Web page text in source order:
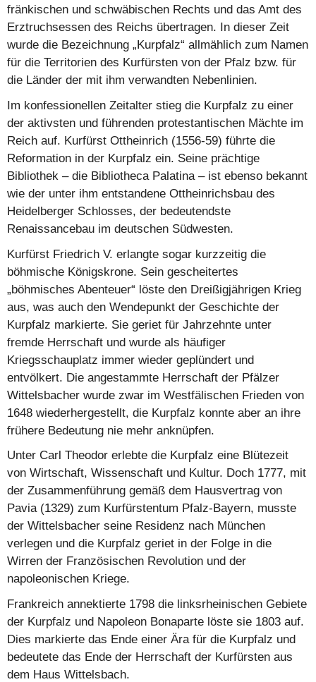
fränkischen und schwäbischen Rechts und das Amt des
Erztruchsessen des Reichs übertragen. In dieser Zeit
wurde die Bezeichnung „Kurpfalz“ allmählich zum Namen
für die Territorien des Kurfürsten von der Pfalz bzw. für
die Länder der mit ihm verwandten Nebenlinien.
Im konfessionellen Zeitalter stieg die Kurpfalz zu einer
der aktivsten und führenden protestantischen Mächte im
Reich auf. Kurfürst Ottheinrich (1556-59) führte die
Reformation in der Kurpfalz ein. Seine prächtige
Bibliothek – die Bibliotheca Palatina – ist ebenso bekannt
wie der unter ihm entstandene Ottheinrichsbau des
Heidelberger Schlosses, der bedeutendste
Renaissancebau im deutschen Südwesten.
Kurfürst Friedrich V. erlangte sogar kurzzeitig die
böhmische Königskrone. Sein gescheitertes
„böhmisches Abenteuer“ löste den Dreißigjährigen Krieg
aus, was auch den Wendepunkt der Geschichte der
Kurpfalz markierte. Sie geriet für Jahrzehnte unter
fremde Herrschaft und wurde als häufiger
Kriegsschauplatz immer wieder geplündert und
entvölkert. Die angestammte Herrschaft der Pfälzer
Wittelsbacher wurde zwar im Westfälischen Frieden von
1648 wiederhergestellt, die Kurpfalz konnte aber an ihre
frühere Bedeutung nie mehr anknüpfen.
Unter Carl Theodor erlebte die Kurpfalz eine Blütezeit
von Wirtschaft, Wissenschaft und Kultur. Doch 1777, mit
der Zusammenführung gemäß dem Hausvertrag von
Pavia (1329) zum Kurfürstentum Pfalz-Bayern, musste
der Wittelsbacher seine Residenz nach München
verlegen und die Kurpfalz geriet in der Folge in die
Wirren der Französischen Revolution und der
napoleonischen Kriege.
Frankreich annektierte 1798 die linksrheinischen Gebiete
der Kurpfalz und Napoleon Bonaparte löste sie 1803 auf.
Dies markierte das Ende einer Ära für die Kurpfalz und
bedeutete das Ende der Herrschaft der Kurfürsten aus
dem Haus Wittelsbach.